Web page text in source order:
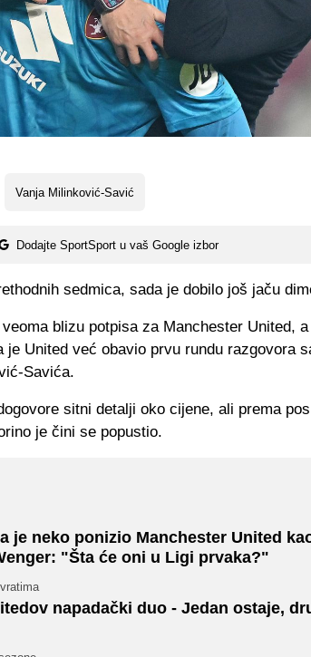
Vanja Milinković-Savić
Dodajte SportSport u vaš Google izbor
sedmica, sada je dobilo još jaču
blizu potpisa za Manchester United,
je United već obavio prvu rundu razgovora
Savića.
sitni detalji oko cijene, ali prema
je čini se popustio.
je neko ponizio Manchester United
"Šta će oni u Ligi prvaka?"
napadački duo - Jedan ostaje,